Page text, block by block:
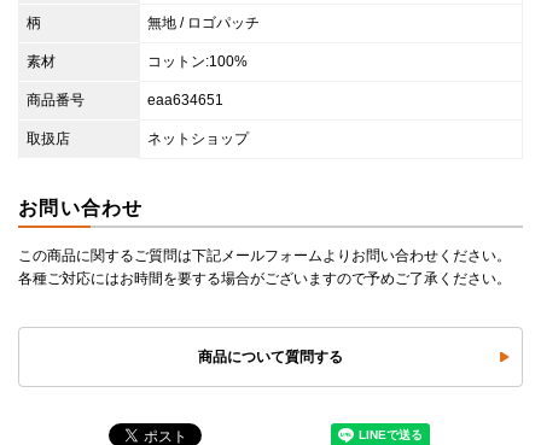
柄 無地 / ロゴパッチ
素材 コットン:100%
商品番号 eaa634651
取扱店 ネットショップ
お問い合わせ
この商品に関するご質問は下記メールフォームよりお問い合わせください。
各種ご対応にはお時間を要する場合がございますので予めご了承ください。
商品について質問する